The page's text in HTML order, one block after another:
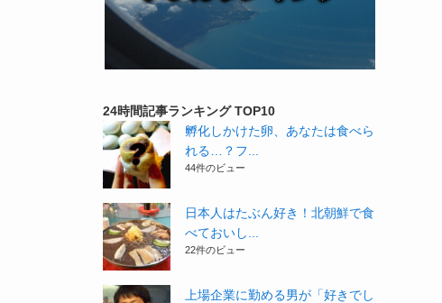
24時間記事ランキング TOP10
孵化しかけた卵、あなたは食べら
れる…？フ...
44件のビュー
日本人はたぶん好き！北朝鮮で食
べておいし...
22件のビュー
上場企業に勤める男が「好きでし